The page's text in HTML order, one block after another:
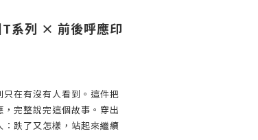
系列 × 前後呼應印
在有沒有人看到。這件把
完整說完這個故事。穿出
跌了又怎樣，站起來繼續